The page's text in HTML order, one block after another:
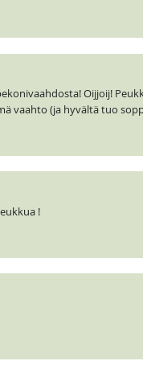
Oijjoij!
vaahto (ja hyvältä tuo
!